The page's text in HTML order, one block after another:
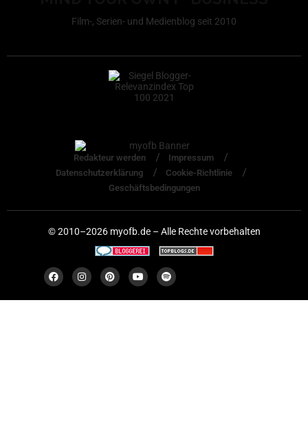
Film-, Serien- und Medienblog seit 2010
Redakteur werden
Impressum
Datenschutzerklärung
Cookie-Richtlinie
Geschäftsbedingungen
© 2010–2026 myofb.de – Alle Rechte vorbehalten